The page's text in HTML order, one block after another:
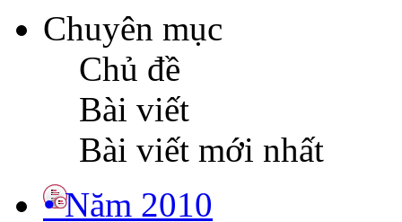
Chuyên mục
Chủ đề
Bài viết
Bài viết mới nhất
• Năm 2010